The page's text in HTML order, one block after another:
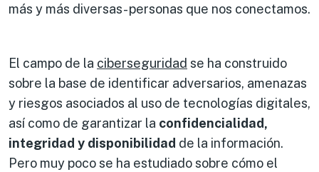
más y más diversas- personas que nos conectamos.
El campo de la ciberseguridad se ha construido
sobre la base de identificar adversarios, amenazas
y riesgos asociados al uso de tecnologías digitales,
así como de garantizar la confidencialidad,
integridad y disponibilidad de la información.
Pero muy poco se ha estudiado sobre cómo el